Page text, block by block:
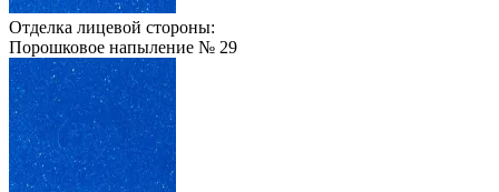
Отделка лицевой стороны:
Порошковое напыление № 29